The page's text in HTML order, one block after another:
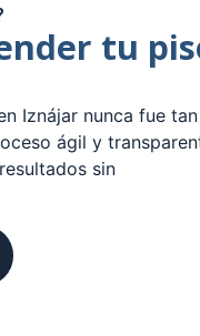
tu
Iznájar nunca fue tan
ágil y
sin